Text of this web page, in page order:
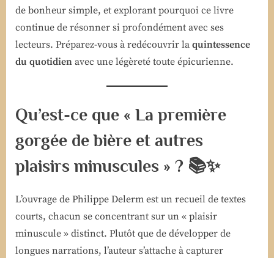
de bonheur simple, et explorant pourquoi ce livre
continue de résonner si profondément avec ses
lecteurs. Préparez-vous à redécouvrir la quintessence
du quotidien avec une légèreté toute épicurienne.
Qu’est-ce que « La première
gorgée de bière et autres
plaisirs minuscules » ? 📚✨
L’ouvrage de Philippe Delerm est un recueil de textes
courts, chacun se concentrant sur un « plaisir
minuscule » distinct. Plutôt que de développer de
longues narrations, l’auteur s’attache à capturer